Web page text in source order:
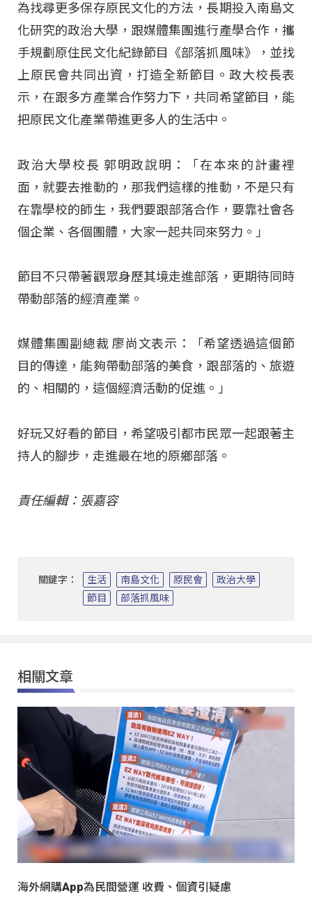
為找尋更多保存原民文化的方法，長期投入南島文
化研究的政治大學，跟媒體集團進行產學合作，攜
手規劃原住民文化紀錄節目《部落抓風味》，並找
上原民會共同出資，打造全新節目。政大校長表
示，在跟多方產業合作努力下，共同希望節目，能
把原民文化產業帶進更多人的生活中。
政治大學校長 郭明政說明：「在本來的計畫裡
面，就要去推動的，那我們這樣的推動，不是只有
在靠學校的師生，我們要跟部落合作，要靠社會各
個企業、各個團體，大家一起共同來努力。」
節目不只帶著觀眾身歷其境走進部落，更期待同時
帶動部落的經濟產業。
媒體集團副總裁 廖尚文表示：「希望透過這個節
目的傳達，能夠帶動部落的美食，跟部落的、旅遊
的、相關的，這個經濟活動的促進。」
好玩又好看的節目，希望吸引都市民眾一起跟著主
持人的腳步，走進最在地的原鄉部落。
責任編輯：張嘉容
關鍵字： 生活 南島文化 原民會
政治大學
節目
部落抓風味
相關文章
海外網購App為民間營運 收費、個資引疑慮